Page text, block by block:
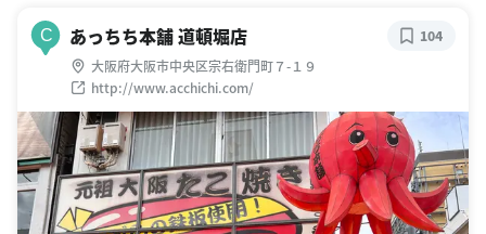
C あっちち本舗 道頓堀店
大阪府大阪市中央区宗右衛門町７-１９
http://www.acchichi.com/
104